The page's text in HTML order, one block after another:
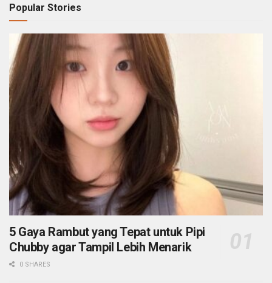
Popular Stories
5 Gaya Rambut yang Tepat untuk Pipi
Chubby agar Tampil Lebih Menarik
0 SHARES